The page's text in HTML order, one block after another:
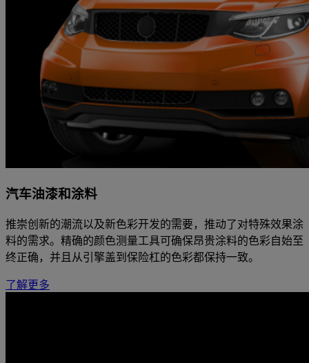
汽车油漆和涂料
推崇创新的潮流以及新色彩开发的需要，推动了对特殊效果涂
料的需求。精确的颜色测量工具可确保昂贵涂料的色彩自始至
终正确，并且从引擎盖到保险杠的色彩都保持一致。
了解更多